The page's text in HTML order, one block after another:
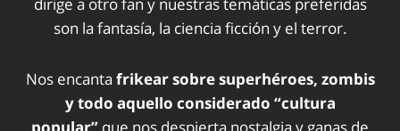
son la fantasía, la ciencia ficción y el terror.
Nos encanta frikear sobre superhéroes, zombis
y todo aquello considerado “cultura